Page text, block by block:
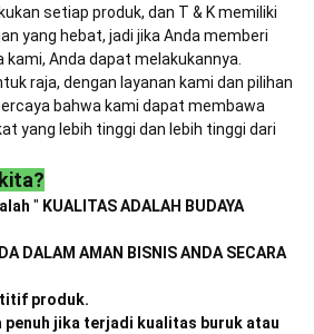
setiap produk, dan T & K memiliki
yang hebat, jadi jika Anda memberi
kami, Anda dapat melakukannya.
raja, dengan layanan kami dan pilihan
bahwa kami dapat membawa
yang lebih tinggi dan lebih tinggi dari
" KUALITAS ADALAH BUDAYA
DALAM AMAN BISNIS ANDA SECARA
produk.
penuh jika terjadi kualitas buruk atau